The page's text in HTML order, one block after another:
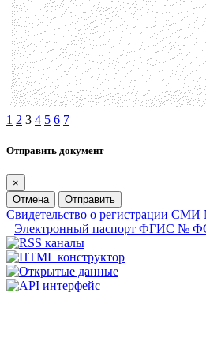
1 2 3 4 5 6 7
Отправить документ
×
Отмена
Отправить
Свидетельство о регистрации
Электронный паспорт ФГИС №